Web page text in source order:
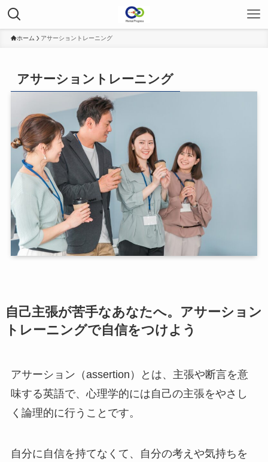
ホーム アサーショントレーニング
アサーショントレーニング
自己主張が苦手なあなたへ。アサーション
トレーニングで自信をつけよう
アサーション（assertion）とは、主張や断言を意
味する英語で、心理学的には自己の主張をやさし
く論理的に行うことです。
自分に自信を持てなくて、自分の考えや気持ちを